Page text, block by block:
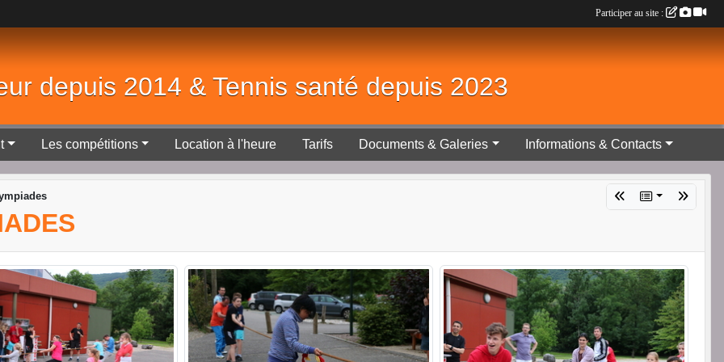
depuis 2014 & Tennis santé depuis 2023
Les compétitions Location à l'heure Tarifs Documents & Galeries Informations & Contacts
Participer au site :